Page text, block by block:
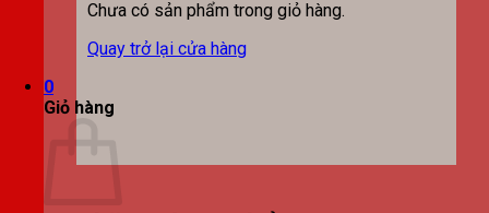
Chưa có sản phẩm trong giỏ hàng.
Quay trở lại cửa hàng
0
Giỏ hàng